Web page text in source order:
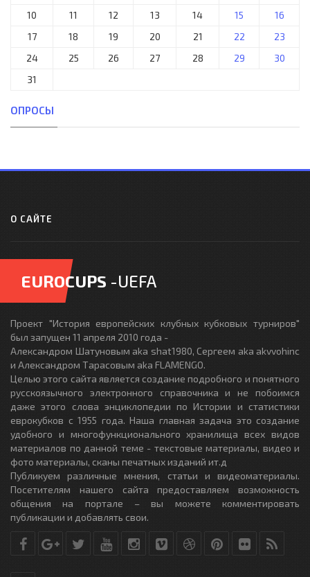
10
11 12 13 14 15
16
17
18 19 20 21 22
23
24
25 26 27 28 29
30
31
ОПРОСЫ
О САЙТЕ
EUROCUPS -UEFA
Проект "История европейских клубных кубковых турниров"
был запущен 11 апреля 2010 года -
Александром Шатуновым aka shat1980, Сергеем aka akvvohinc
и Александром Тарасовым aka FLAMENGO.
Целью этого сайта является создание подробного и понятного
русскоязычного электронного справочника и не побоимся
даже этого слова энциклопедии по Истории и статистики
еврокубков с 1955 года. Наша главная задача это создание
удобного и многофункционального хранилища всех видов
материалов по данной теме - текстовые материалы, видео и
фото материалы, сканы печатных изданий ит.д
Публикуем различные мнения, статьи и видеоматериалы.
Посетителям нашего сайта предоставляем возможность
общения на портале – вы можете комментировать
публикации и добавлять свои.